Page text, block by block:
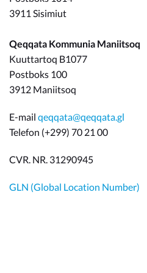
3911 Sisimiut
Qeqqata Kommunia Maniitsoq
Kuuttartoq B1077
Postboks 100
3912 Maniitsoq
E-mail qeqqata@qeqqata.gl
Telefon (+299) 70 21 00
CVR. NR. 31290945
GLN (Global Location Number)